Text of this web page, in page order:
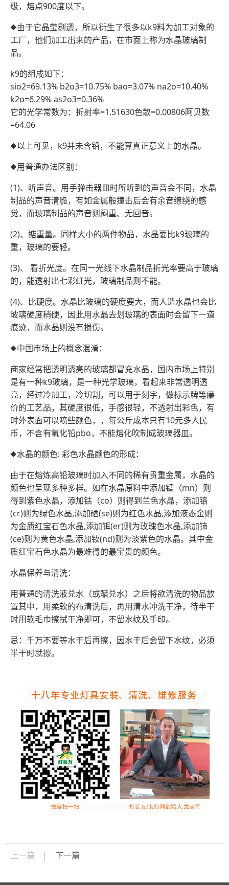
级，熔点900度以下。
◆由于它晶莹剔透，所以衍生了很多以k9料为加工对象的
工厂，他们加工出来的产品，在市面上称为水晶玻璃制
品。
k9的组成如下：
sio2=69.13% b2o3=10.75% bao=3.07% na2o=10.40%
k2o=6.29% as2o3=0.36%
它的光学常数为：折射率=1.51630色散=0.00806阿贝数
=64.06
◆以上可见，k9并未含铅，不能算真正意义上的水晶。
◆用普通办法区别：
(1)、听声音。用手弹击器皿时所听到的声音会不同，水晶
制品的声音清脆，有如金属般撞击后会有余音缭绕的感
觉，而玻璃制品的声音则闷重、无回音。
(2)、掂重量。同样大小的两件物品，水晶要比k9玻璃的
重，玻璃的要轻。
(3)、 看折光度。在同一光线下水晶制品折光率要高于玻璃
的，能透射出七彩虹光，玻璃制品则不能。
(4)、比硬度。水晶比玻璃的硬度要大，而人造水晶也会比
玻璃硬度稍硬，因此用水晶去划玻璃的表面时会留下一道
痕迹，而水晶则没有损伤。
◆中国市场上的概念混淆：
商家经常把透明透亮的玻璃都冒充水晶，国内市场上特别
是有一种k9玻璃，是一种光学玻璃，看起来非常透明透
亮，经过冷加工，冷切割，可以用于刻字，做标示牌等廉
价的工艺品，其硬度很低，手感很轻，不透射出彩色，有
时外表面可以喷些颜色，，每公斤成本只有10元多人民
币，不含有氧化铅pbo，不能熔化吹制成玻璃器皿。
◆水晶的颜色: 彩色水晶颜色的形成：
由于在熔炼高铅玻璃时加入不同的稀有贵重金属，水晶的
颜色也呈现多种多样。如在水晶原料中添加锰（mn）则
得到紫色水晶，添加钴（co）则得到兰色水晶，添加铬
(cr)则为绿色水晶,添加硒(se)则为红色水晶,添加液态金则
为金质红宝石色水晶,添加铒(er)则为玫瑰色水晶,添加铈
(ce)则为黄色水晶,添加钕(nd)则为淡紫色的水晶。其中金
质红宝石色水晶为最难得的最宝贵的颜色。
水晶保养与清洗：
用普通的清洗液兑水（或醋兑水）之后将欲清洗的物品放
置其中，用柔软的布清洗后，再用清水冲洗干净，待半干
时用软毛巾擦拭干净即可，不留水纹及手印。
忌：千万不要等水干后再擦，因水干后会留下水纹，必须
半干时就擦。
上一篇 下一篇